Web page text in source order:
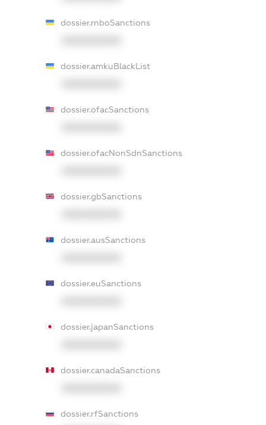
dossier.rnboSanctions
dossier.amkuBlackList
dossier.ofacSanctions
dossier.ofacNonSdnSanctions
dossier.gbSanctions
dossier.ausSanctions
dossier.euSanctions
dossier.japanSanctions
dossier.canadaSanctions
dossier.rfSanctions